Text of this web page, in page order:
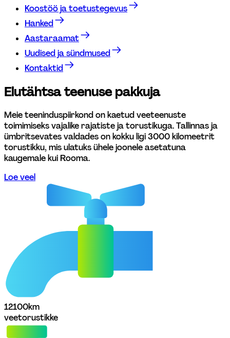
Koostöö ja toetustegevus
Hanked
Aastaraamat
Uudised ja sündmused
Kontaktid
Elutähtsa teenuse pakkuja
Meie teeninduspiirkond on kaetud veeteenuste
toimimiseks vajalike rajatiste ja torustikuga. Tallinnas ja
ümbritsevates valdades on kokku ligi 3000 kilomeetrit
torustikku, mis ulatuks ühele joonele asetatuna
kaugemale kui Rooma.
Loe veel
12100km
veetorustikke